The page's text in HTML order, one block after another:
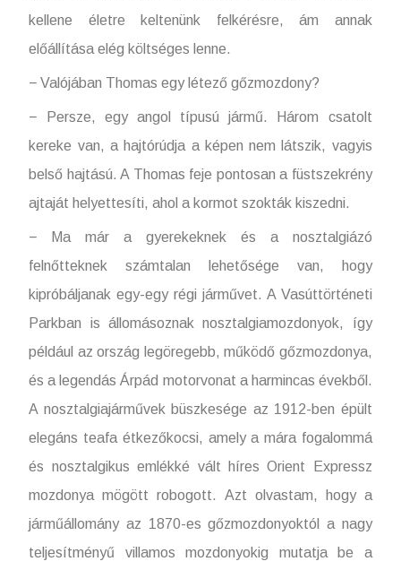
kellene életre keltenünk felkérésre, ám annak
előállítása elég költséges lenne.
− Valójában Thomas egy létező gőzmozdony?
− Persze, egy angol típusú jármű. Három csatolt
kereke van, a hajtórúdja a képen nem látszik, vagyis
belső hajtású. A Thomas feje pontosan a füstszekrény
ajtaját helyettesíti, ahol a kormot szokták kiszedni.
− Ma már a gyerekeknek és a nosztalgiázó
felnőtteknek számtalan lehetősége van, hogy
kipróbáljanak egy-egy régi járművet. A Vasúttörténeti
Parkban is állomásoznak nosztalgiamozdonyok, így
például az ország legöregebb, működő gőzmozdonya,
és a legendás Árpád motorvonat a harmincas évekből.
A nosztalgiajárművek büszkesége az 1912-ben épült
elegáns teafa étkezőkocsi, amely a mára fogalommá
és nosztalgikus emlékké vált híres Orient Expressz
mozdonya mögött robogott. Azt olvastam, hogy a
járműállomány az 1870-es gőzmozdonyoktól a nagy
teljesítményű villamos mozdonyokig mutatja be a